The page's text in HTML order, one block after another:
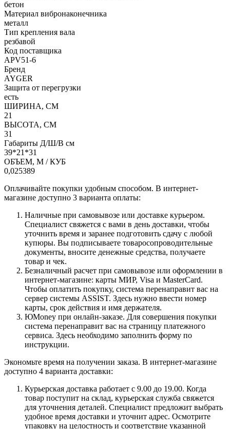
бетон
Материал вибронаконечника
металл
Тип крепления вала
резбавой
Код поставщика
APV51-6
Бренд
AYGER
Защита от перегрузки
есть
ШИРИНА, СМ
21
ВЫСОТА, СМ
31
Габариты Д/Ш/В см
39*21*31
ОБЪЕМ, М / КУБ
0,025389
Оплачивайте покупки удобным способом. В интернет-
магазине доступно 3 варианта оплаты:
Наличные при самовывозе или доставке курьером.
Специалист свяжется с вами в день доставки, чтобы
уточнить время и заранее подготовить сдачу с любой
купюры. Вы подписываете товаросопроводительные
документы, вносите денежные средства, получаете
товар и чек.
Безналичный расчет при самовывозе или оформлении в
интернет-магазине: карты МИР, Visa и MasterCard.
Чтобы оплатить покупку, система перенаправит вас на
сервер системы ASSIST. Здесь нужно ввести номер
карты, срок действия и имя держателя.
ЮMoney при онлайн-заказе. Для совершения покупки
система перенаправит вас на страницу платежного
сервиса. Здесь необходимо заполнить форму по
инструкции.
Экономьте время на получении заказа. В интернет-магазине
доступно 4 варианта доставки:
Курьерская доставка работает с 9.00 до 19.00. Когда
товар поступит на склад, курьерская служба свяжется
для уточнения деталей. Специалист предложит выбрать
удобное время доставки и уточнит адрес. Осмотрите
упаковку на целостность и соответствие указанной